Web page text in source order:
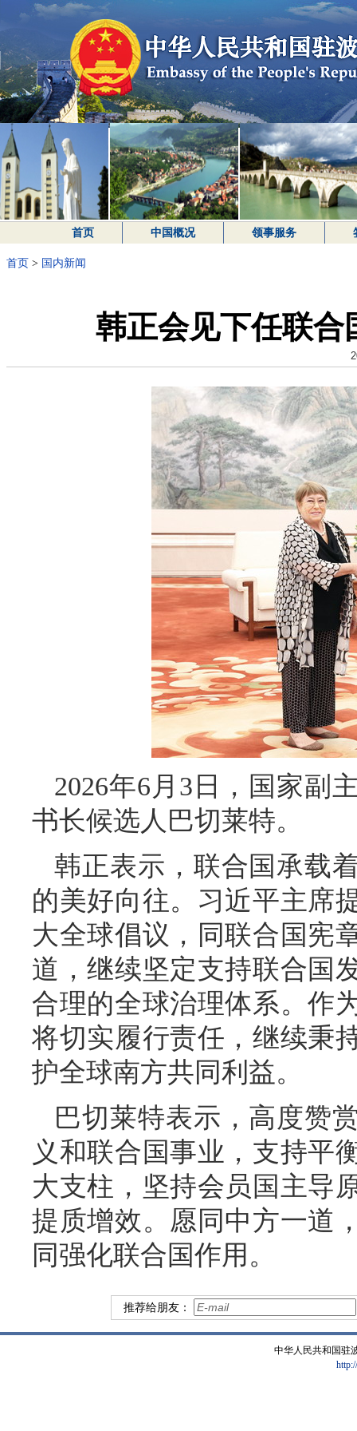
首页 中国概况 领事服务
首页 > 国内新闻
韩正会见下任联合
2026年6月3日，国家副
书长候选人巴切莱特。
韩正表示，联合国承载
的美好向往。习近平主席
大全球倡议，同联合国宪
道，继续坚定支持联合国
合理的全球治理体系。作
将切实履行责任，继续秉
护全球南方共同利益。
巴切莱特表示，高度赞
义和联合国事业，支持平
大支柱，坚持会员国主导
提质增效。愿同中方一道
同强化联合国作用。
推荐给朋友：
中华人民共和国驻